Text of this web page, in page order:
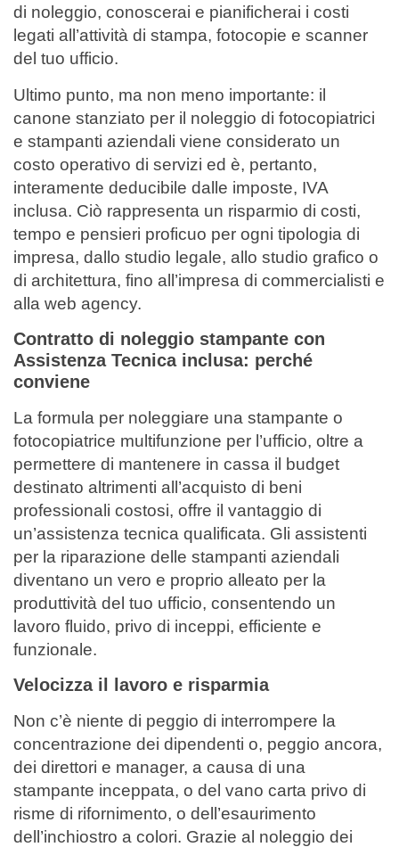
di noleggio, conoscerai e pianificherai i costi
legati all’attività di stampa, fotocopie e scanner
del tuo ufficio.
Ultimo punto, ma non meno importante: il
canone stanziato per il noleggio di fotocopiatrici
e stampanti aziendali viene considerato un
costo operativo di servizi ed è, pertanto,
interamente deducibile dalle imposte, IVA
inclusa. Ciò rappresenta un risparmio di costi,
tempo e pensieri proficuo per ogni tipologia di
impresa, dallo studio legale, allo studio grafico o
di architettura, fino all’impresa di commercialisti e
alla web agency.
Contratto di noleggio stampante con
Assistenza Tecnica inclusa: perché
conviene
La formula per noleggiare una stampante o
fotocopiatrice multifunzione per l’ufficio, oltre a
permettere di mantenere in cassa il budget
destinato altrimenti all’acquisto di beni
professionali costosi, offre il vantaggio di
un’assistenza tecnica qualificata. Gli assistenti
per la riparazione delle stampanti aziendali
diventano un vero e proprio alleato per la
produttività del tuo ufficio, consentendo un
lavoro fluido, privo di inceppi, efficiente e
funzionale.
Velocizza il lavoro e risparmia
Non c’è niente di peggio di interrompere la
concentrazione dei dipendenti o, peggio ancora,
dei direttori e manager, a causa di una
stampante inceppata, o del vano carta privo di
risme di rifornimento, o dell’esaurimento
dell’inchiostro a colori. Grazie al noleggio dei